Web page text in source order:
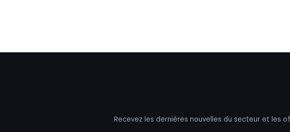
Recevez les dernières nouvelles du secteur et